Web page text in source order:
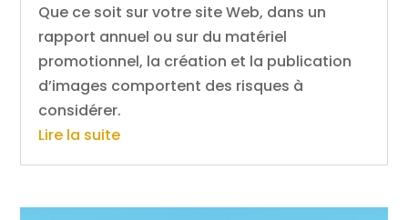
Que ce soit sur votre site Web, dans un
rapport annuel ou sur du matériel
promotionnel, la création et la publication
d’images comportent des risques à
considérer.
Lire la suite